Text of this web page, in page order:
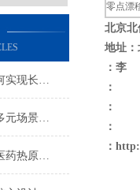
动物体温热原监测仪如何实现长时程、无干扰的连续监测？
微机热原测温仪：适配多元场景的热原检测效率方案
微机热原测温仪：生物医药热原检测的精准化升级工具
零点漂
北京北
地址
：李
：
：
：
：